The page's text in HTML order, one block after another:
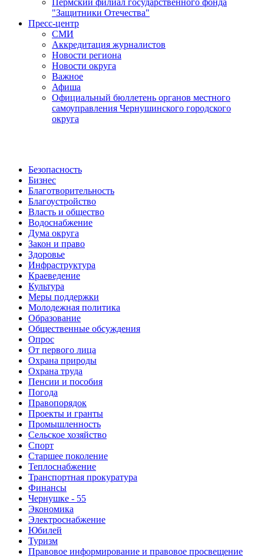
Пермский филиал государственного фонда
"Защитники Отечества"
Пресс-центр
СМИ
Аккредитация журналистов
Новости региона
Новости округа
Важное
Афиша
Официальный бюллетень органов местного
самоуправления Чернушинского городского
округа
Безопасность
Бизнес
Благотворительность
Благоустройство
Власть и общество
Водоснабжение
Дума округа
Закон и право
Здоровье
Инфраструктура
Краеведение
Культура
Меры поддержки
Молодежная политика
Образование
Общественные обсуждения
Опрос
От первого лица
Охрана природы
Охрана труда
Пенсии и пособия
Погода
Правопорядок
Проекты и гранты
Промышленность
Сельское хозяйство
Спорт
Старшее поколение
Теплоснабжение
Транспортная прокуратура
Финансы
Чернушке - 55
Экономика
Электроснабжение
Юбилей
Туризм
Правовое информирование и правовое просвещение